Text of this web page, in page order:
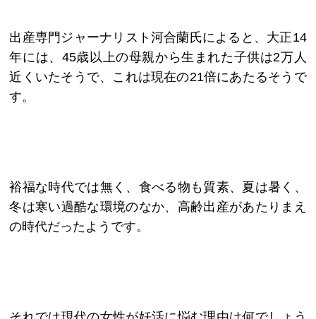
出産専門ジャーナリスト河合蘭氏によると、大正14
年には、45歳以上の母親から生まれた子供は2万人
近くいたそうで、これは現在の21倍にあたるそうで
す。
裕福な時代では無く、食べる物も質素、夏は暑く、
冬は寒い過酷な環境のなか、高齢出産があたりまえ
の時代だったようです。